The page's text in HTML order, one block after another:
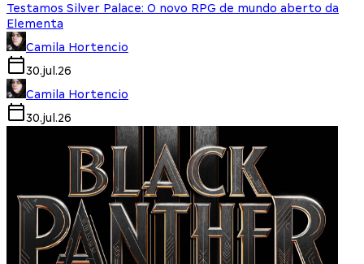
Testamos Silver Palace: O novo RPG de mundo aberto da
Elementa
Camila Hortencio
30.jul.26
Camila Hortencio
30.jul.26